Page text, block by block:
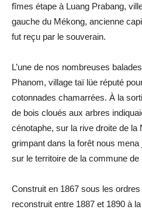
fîmes étape à Luang Prabang,
gauche du Mékong, ancienne
fut reçu par le souverain.
L’une de nos nombreuses
Phanom, village taï lüe réputé
cotonnades chamarrées. À la
de bois cloués aux arbres
cénotaphe, sur la rive droite de la
grimpant dans la forêt nous mena
sur le territoire de la commune
Construit en 1867 sous les
reconstruit entre 1887 et 1890 à